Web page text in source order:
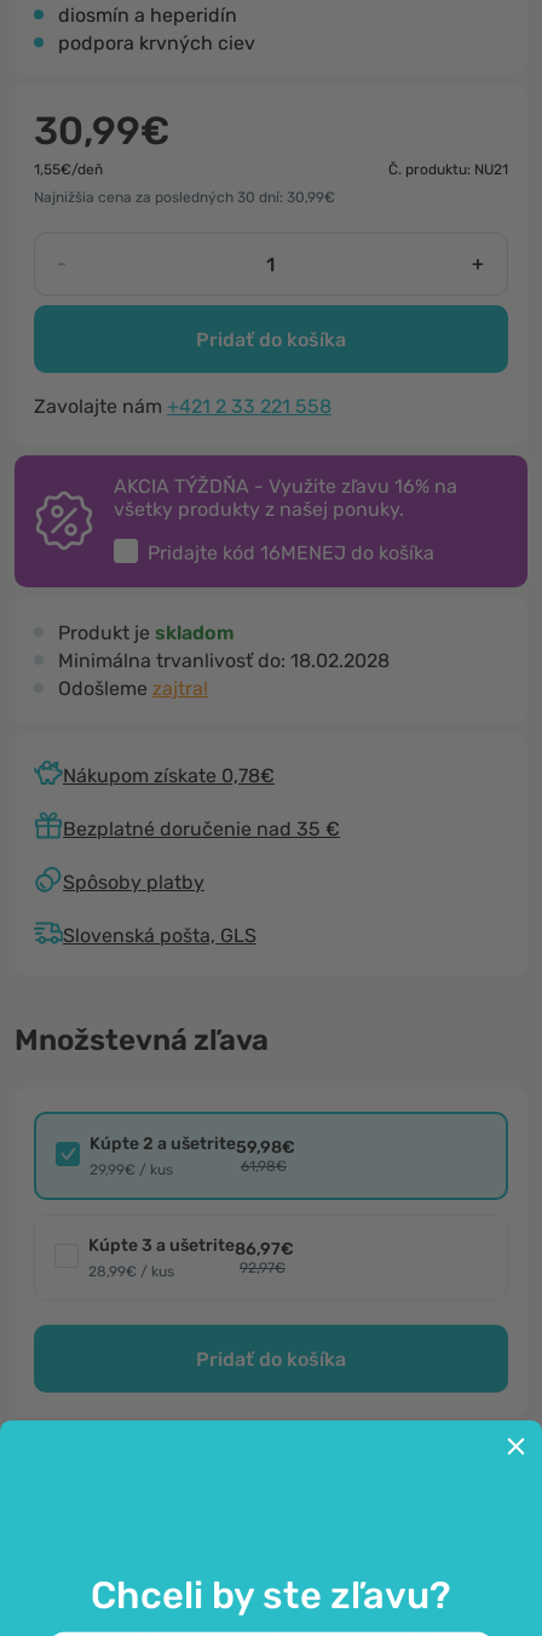
diosmín a heperidín
podpora krvných ciev
30,99€
1,55€/deň
Č. produktu: NU21
Najnižšia cena za posledných 30 dní: 30,99€
- +
Pridať do košíka
Zavolajte nám +421 2 33 221 558
AKCIA TÝŽDŇA - Využite zľavu 16% na
všetky produkty z našej ponuky.
Pridajte kód 16MENEJ do košíka
Produkt je skladom
Minimálna trvanlivosť do: 18.02.2028
Odošleme zajtra!
Nákupom získate 0,78€
Bezplatné doručenie nad 35 €
Spôsoby platby
Slovenská pošta, GLS
Množstevná zľava
Kúpte 2 a ušetrite
29,99€ / kus
59,98€
61,98€
Kúpte 3 a ušetrite
28,99€ / kus
86,97€
92,97€
Pridať do košíka
Chceli by ste zľavu?